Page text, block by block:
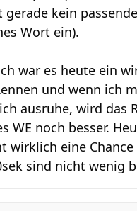
kein
Wort ein).
war es heute ein
und wenn ich
ausruhe, wird das
WE noch besser.
wirklich eine Chance
sind nicht wenig